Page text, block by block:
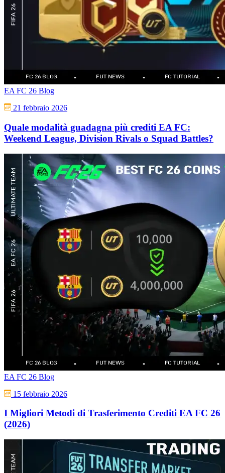
EA FC 26 Blog
21 febbraio 2026
Quale modalità guadagna più crediti EA FC:
Weekend League, Division Rivals o Squad Battles?
EA FC 26 Blog
15 febbraio 2026
I Migliori Metodi di Trasferimento Crediti EA FC 26
(2026)